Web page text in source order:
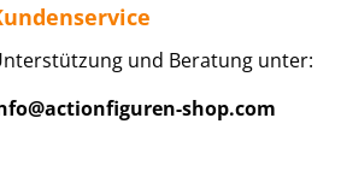
und Beratung unter:
shop.com